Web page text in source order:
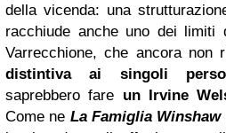
della vicenda: una
racchiude anche uno dei limiti
Varrecchione, che ancora non
distintiva ai singoli
saprebbero fare un Irvine
Come ne La Famiglia Winshaw